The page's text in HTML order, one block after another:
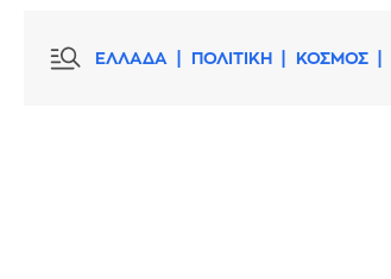
ΕΛΛΑΔΑ ΠΟΛΙΤΙΚΗ ΚΟΣΜΟΣ